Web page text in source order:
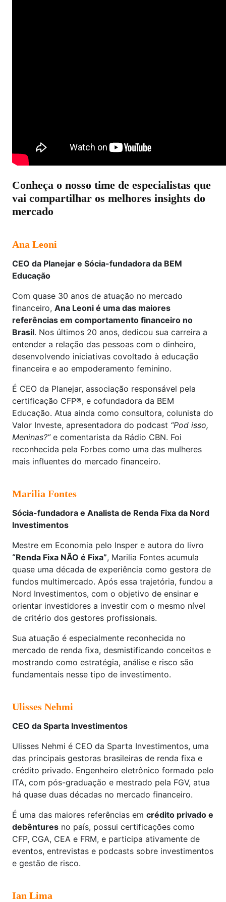
Conheça o nosso time de especialistas que
vai compartilhar os melhores insights do
mercado
Ana Leoni
CEO da Planejar e Sócia-fundadora da BEM
Educação
Com quase 30 anos de atuação no mercado
financeiro, Ana Leoni é uma das maiores
referências em comportamento financeiro no
Brasil. Nos últimos 20 anos, dedicou sua carreira a
entender a relação das pessoas com o dinheiro,
desenvolvendo iniciativas covoltado à educação
financeira e ao empoderamento feminino.
É CEO da Planejar, associação responsável pela
certificação CFP®, e cofundadora da BEM
Educação. Atua ainda como consultora, colunista do
Valor Investe, apresentadora do podcast “Pod isso,
Meninas?”e comentarista da Rádio CBN. Foi
reconhecida pela Forbes como uma das mulheres
mais influentes do mercado financeiro.
Marilia Fontes
Sócia-fundadora e Analista de Renda Fixa da Nord
Investimentos
Mestre em Economia pelo Insper e autora do livro
“Renda Fixa NÃO é Fixa”, Marilia Fontes acumula
quase uma década de experiência como gestora de
fundos multimercado. Após essa trajetória, fundou a
Nord Investimentos, com o objetivo de ensinar e
orientar investidores a investir com o mesmo nível
de critério dos gestores profissionais.
Sua atuação é especialmente reconhecida no
mercado de renda fixa, desmistificando conceitos e
mostrando como estratégia, análise e risco são
fundamentais nesse tipo de investimento.
Ulisses Nehmi
CEO da Sparta Investimentos
Ulisses Nehmi é CEO da Sparta Investimentos, uma
das principais gestoras brasileiras de renda fixa e
crédito privado. Engenheiro eletrônico formado pelo
ITA, com pós-graduação e mestrado pela FGV, atua
há quase duas décadas no mercado financeiro.
É uma das maiores referências em crédito privado e
debêntures no país, possui certificações como
CFP, CGA, CEA e FRM, e participa ativamente de
eventos, entrevistas e podcasts sobre investimentos
e gestão de risco.
Ian Lima